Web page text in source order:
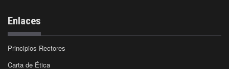
Enlaces
Principios Rectores
Carta de Ética